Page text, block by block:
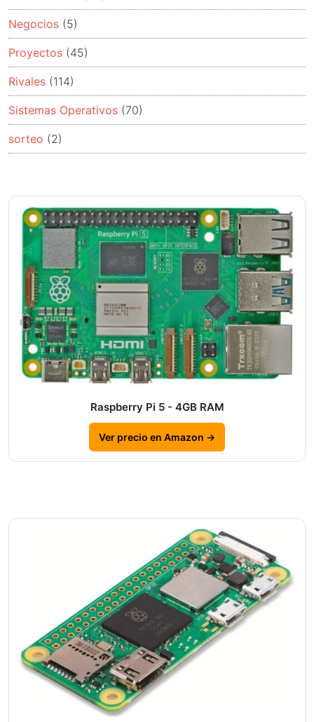
Negocios (5)
Proyectos (45)
Rivales (114)
Sistemas Operativos (70)
sorteo (2)
Raspberry Pi 5 - 4GB RAM
Ver precio en Amazon →